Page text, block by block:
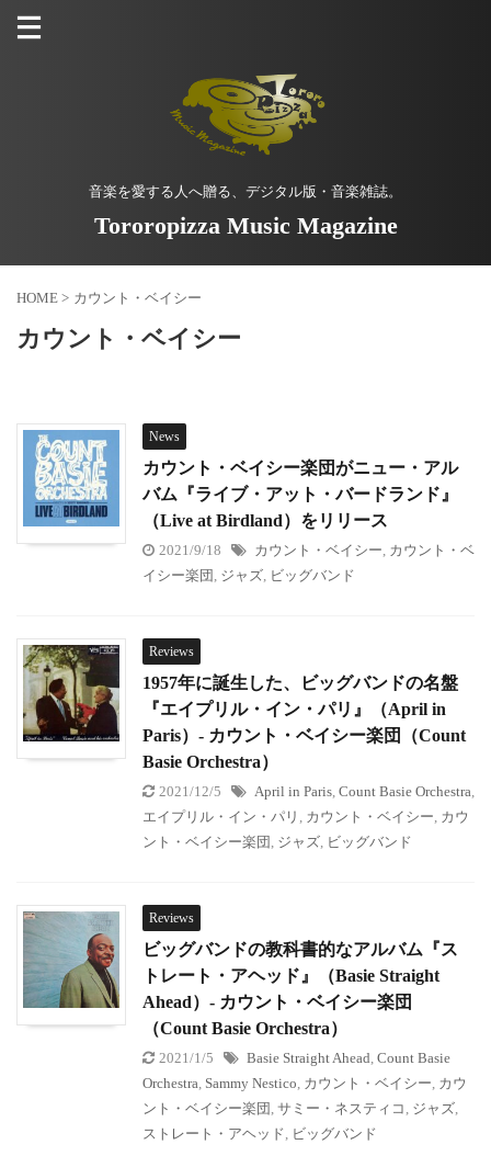
音楽を愛する人へ贈る、デジタル版・音楽雑誌。
Tororopizza Music Magazine
HOME > カウント・ベイシー
カウント・ベイシー
News
カウント・ベイシー楽団がニュー・アル
バム『ライブ・アット・バードランド』
（Live at Birdland）をリリース
2021/9/18 カウント・ベイシー カウント・ベ
イシー楽団 ジャズ ビッグバンド
Reviews
1957年に誕生した、ビッグバンドの名盤
『エイプリル・イン・パリ』（April in
Paris）- カウント・ベイシー楽団（Count
Basie Orchestra）
2021/12/5 April in Paris Count Basie Orchestra
エイプリル・イン・パリ
カウント・ベイシー カウ
ント・ベイシー楽団 ジャズ ビッグバンド
Reviews
ビッグバンドの教科書的なアルバム『ス
トレート・アヘッド』（Basie Straight
Ahead）- カウント・ベイシー楽団
（Count Basie Orchestra）
2021/1/5 Basie Straight Ahead Count Basie
Orchestra Sammy Nestico カウント・ベイシー カウ
ント・ベイシー楽団 サミー・ネスティコ ジャズ
ストレート・アヘッド ビッグバンド